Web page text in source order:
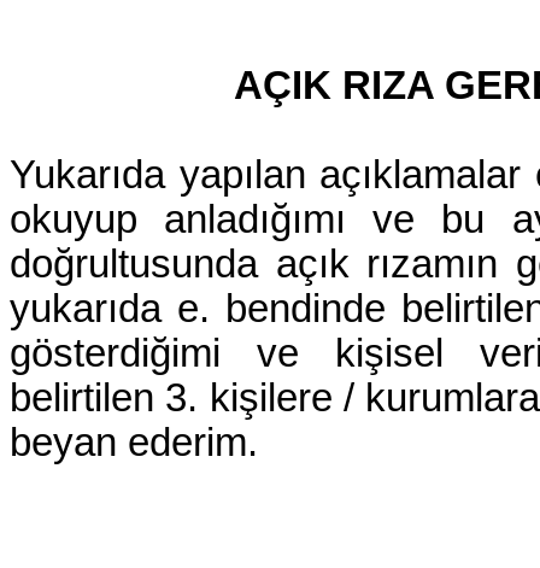
AÇIK RIZA
Yukarıda yapılan
okuyup anladığımı ve bu
doğrultusunda açık
yukarıda e. bendinde
gösterdiğimi ve kişisel
belirtilen 3. kişilere /
beyan ederim.